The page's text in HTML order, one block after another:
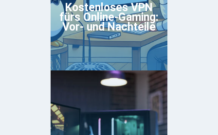
Kostenloses VPN
fürs Online-Gaming:
Vor- und Nachteile